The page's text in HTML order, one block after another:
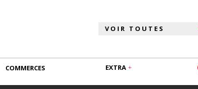
COMMERCES EXTRA